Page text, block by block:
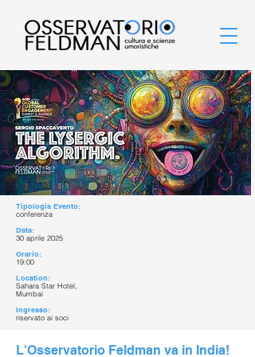
Tipologia Evento:
conferenza
Data:
30 aprile 2025
Orario:
19:00
Location:
Sahara Star Hotel,​
Mumbai
Ingresso:
riservato ai soci
L'Osservatorio Feldman va in India!